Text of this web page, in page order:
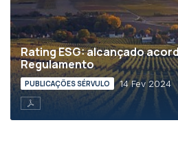
Rating ESG: alcançado
Regulamento
PUBLICAÇÕES SÉRVULO 14 Fev 2024